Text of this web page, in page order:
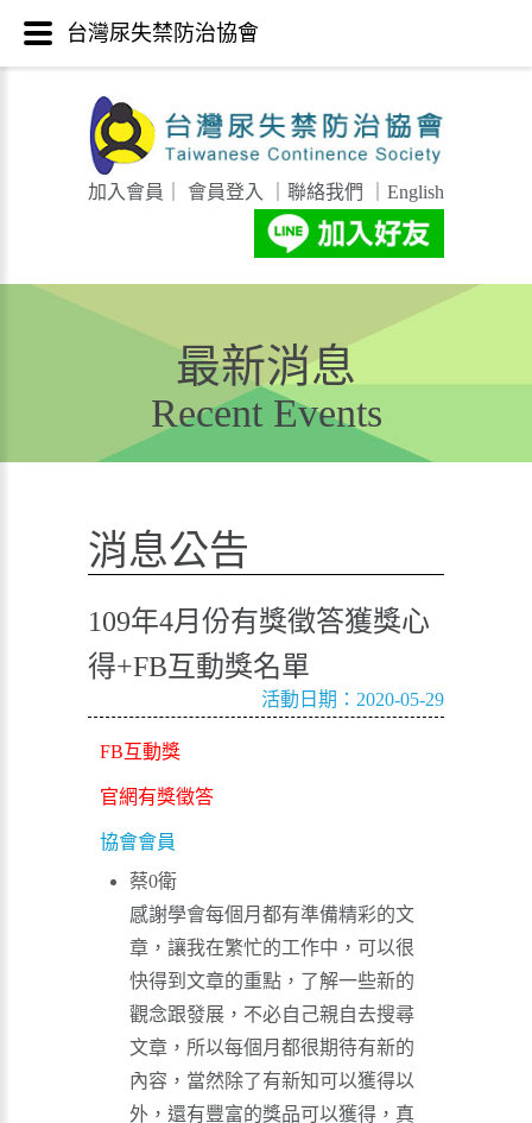
加入會員 會員登入 聯絡我們 English
最新消息
Recent Events
消息公告
109年4月份有獎徵答獲獎心
得+FB互動獎名單
活動日期：2020-05-29
FB互動獎
官網有獎徵答
協會會員
蔡0衛
感謝學會每個月都有準備精彩的文
章，讓我在繁忙的工作中，可以很
快得到文章的重點，了解一些新的
觀念跟發展，不必自己親自去搜尋
文章，所以每個月都很期待有新的
內容，當然除了有新知可以獲得以
外，還有豐富的獎品可以獲得，真
台灣尿失禁防治協會